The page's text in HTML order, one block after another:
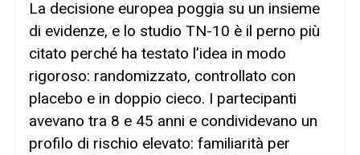
La decisione europea poggia su un insieme
di evidenze, e lo studio TN-10 è il perno più
citato perché ha testato l’idea in modo
rigoroso: randomizzato, controllato con
placebo e in doppio cieco. I partecipanti
avevano tra 8 e 45 anni e condividevano un
profilo di rischio elevato: familiarità per